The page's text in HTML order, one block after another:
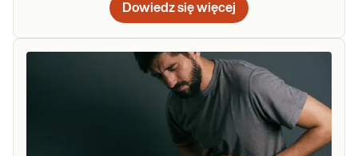
Dowiedz się więcej